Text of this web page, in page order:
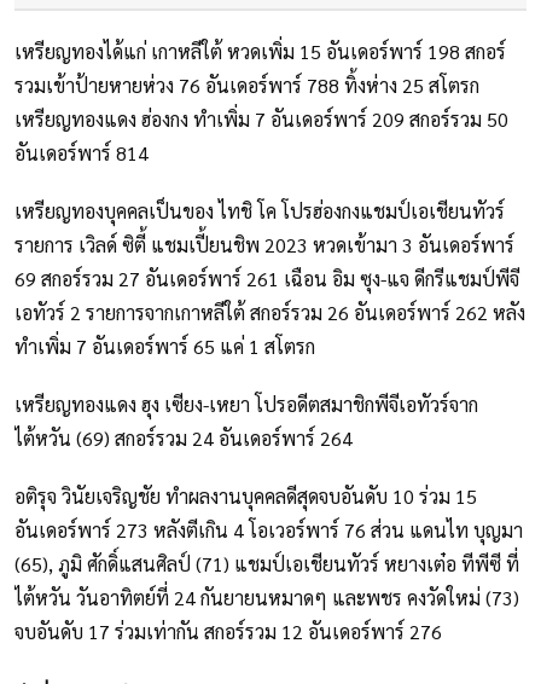
เหรียญทองได้แก่ เกาหลีใต้ หวดเพิ่ม 15 อันเดอร์พาร์ 198 สกอร์
รวมเข้าป้ายหายห่วง 76 อันเดอร์พาร์ 788 ทิ้งห่าง 25 สโตรก
เหรียญทองแดง ฮ่องกง ทำเพิ่ม 7 อันเดอร์พาร์ 209 สกอร์รวม 50
อันเดอร์พาร์ 814
เหรียญทองบุคคลเป็นของ ไทชิ โค โปรฮ่องกงแชมป์เอเชียนทัวร์
รายการ เวิลด์ ซิตี้ แชมเปี้ยนชิพ 2023 หวดเข้ามา 3 อันเดอร์พาร์
69 สกอร์รวม 27 อันเดอร์พาร์ 261 เฉือน อิม ซุง-แจ ดีกรีแชมป์พีจี
เอทัวร์ 2 รายการจากเกาหลีใต้ สกอร์รวม 26 อันเดอร์พาร์ 262 หลัง
ทำเพิ่ม 7 อันเดอร์พาร์ 65 แค่ 1 สโตรก
เหรียญทองแดง ฮุง เซียง-เหยา โปรอดีตสมาชิกพีจีเอทัวร์จาก
ไต้หวัน (69) สกอร์รวม 24 อันเดอร์พาร์ 264
อติรุจ วินัยเจริญชัย ทำผลงานบุคคลดีสุดจบอันดับ 10 ร่วม 15
อันเดอร์พาร์ 273 หลังตีเกิน 4 โอเวอร์พาร์ 76 ส่วน แดนไท บุญมา
(65), ภูมิ ศักดิ์แสนศิลป์ (71) แชมป์เอเชียนทัวร์ หยางเต๋อ ทีพีซี ที่
ไต้หวัน วันอาทิตย์ที่ 24 กันยายนหมาดๆ และพชร คงวัดใหม่ (73)
จบอันดับ 17 ร่วมเท่ากัน สกอร์รวม 12 อันเดอร์พาร์ 276